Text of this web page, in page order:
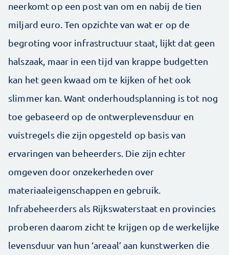
neerkomt op een post van om en nabij de tien
miljard euro. Ten opzichte van wat er op de
begroting voor infrastructuur staat, lijkt dat geen
halszaak, maar in een tijd van krappe budgetten
kan het geen kwaad om te kijken of het ook
slimmer kan. Want onderhoudsplanning is tot nog
toe gebaseerd op de ontwerplevensduur en
vuistregels die zijn opgesteld op basis van
ervaringen van beheerders. Die zijn echter
omgeven door onzekerheden over
materiaaleigenschappen en gebruik.
Infrabeheerders als Rijkswaterstaat en provincies
proberen daarom zicht te krijgen op de werkelijke
levensduur van hun ‘areaal’ aan kunstwerken die